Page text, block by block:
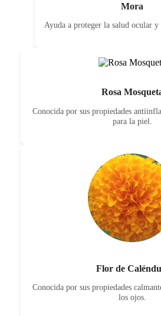
Mora
Ayuda a proteger la salud ocular
Rosa
Conocida por sus propiedades
para la piel.
Flor de
Conocida por sus propiedades
los ojos.